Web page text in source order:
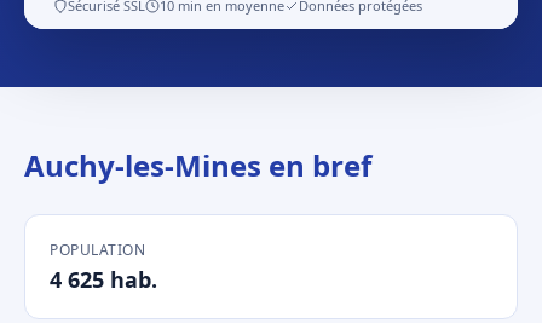
Sécurisé SSL 10 min en moyenne Données protégées
Auchy-les-Mines en bref
POPULATION
4 625 hab.